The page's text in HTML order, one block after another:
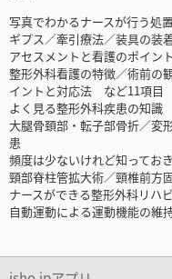
写真でわかるナースが行う処
ギプス／牽引療法／装具の装
アセスメントと看護のポイント
整形外科看護の特徴／術前の
イントと対応法 など11項目
よく見る整形外科疾患の知識
大腿骨頚部・転子部骨折／
患
頻度は少ないけれど知ってお
頸部脊柱管拡大術／頸椎前
ナースができる整形外科リハ
自動運動による運動機能の維